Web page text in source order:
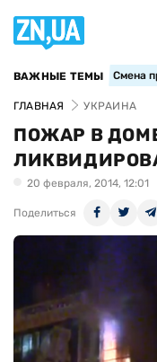
ВАЖНЫЕ ТЕМЫ Смена
ГЛАВНАЯ УКРАИНА
ПОЖАР В
20 февраля, 2014, 12:01
Поделиться